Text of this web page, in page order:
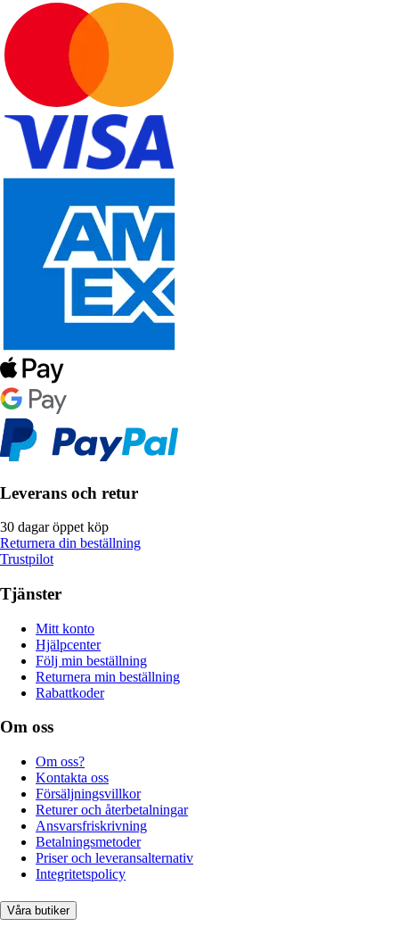
Leverans och retur
30 dagar öppet köp
Returnera din beställning
Trustpilot
Tjänster
Mitt konto
Hjälpcenter
Följ min beställning
Returnera min beställning
Rabattkoder
Om oss
Om oss?
Kontakta oss
Försäljningsvillkor
Returer och återbetalningar
Ansvarsfriskrivning
Betalningsmetoder
Priser och leveransalternativ
Integritetspolicy
Våra butiker